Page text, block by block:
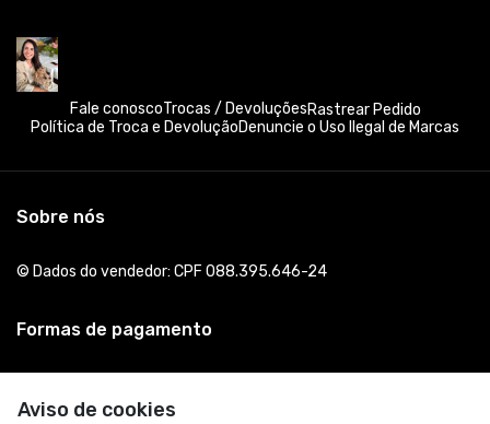
Aviso de cookies
Fale conoscoTrocas / DevoluçõesRastrear Pedido
Política de Troca e DevoluçãoDenuncie o Uso Ilegal de Marcas
Sobre nós
© Dados do vendedor: CPF 088.395.646-24
Formas de pagamento